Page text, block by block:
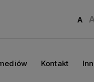
Kontakt